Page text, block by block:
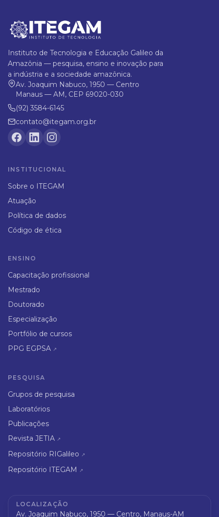
Instituto de Tecnologia e Educação Galileo da
Amazônia — pesquisa, ensino e inovação para
a indústria e a sociedade amazônica.
Av. Joaquim Nabuco, 1950 — Centro
Manaus — AM, CEP 69020-030
(92) 3584-6145
contato@itegam.org.br
INSTITUCIONAL
Sobre o ITEGAM
Atuação
Política de dados
Código de ética
ENSINO
Capacitação profissional
Mestrado
Doutorado
Especialização
Portfólio de cursos
PPG EGPSA ↗
PESQUISA
Grupos de pesquisa
Laboratórios
Publicações
Revista JETIA ↗
Repositório RIGalileo ↗
Repositório ITEGAM ↗
LOCALIZAÇÃO
Av. Joaquim Nabuco, 1950 — Centro, Manaus-AM